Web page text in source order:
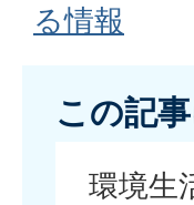
る情報
この記
環境生